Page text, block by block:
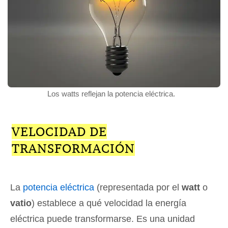
Los watts reflejan la potencia eléctrica.
VELOCIDAD DE
TRANSFORMACIÓN
La potencia eléctrica (representada por el watt o
vatio) establece a qué velocidad la energía
eléctrica puede transformarse. Es una unidad